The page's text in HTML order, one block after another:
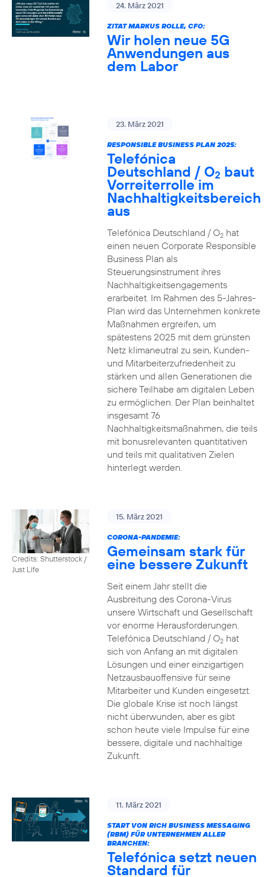
24. März 2021
ZITAT MARKUS ROLLE, CFO:
Wir holen neue 5G
Anwendungen aus
dem Labor
23. März 2021
RESPONSIBLE BUSINESS PLAN 2025:
Telefónica
Deutschland / O2 baut
Vorreiterrolle im
Nachhaltigkeitsbereich
aus
Telefónica Deutschland / O2hat
einen neuen Corporate Responsible
Business Plan als
Steuerungsinstrument ihres
Nachhaltigkeitsengagements
erarbeitet. Im Rahmen des 5-Jahres-
Plan wird das Unternehmen konkrete
Maßnahmen ergreifen, um
spätestens 2025 mit dem grünsten
Netz klimaneutral zu sein, Kunden-
und Mitarbeiterzufriedenheit zu
stärken und allen Generationen die
sichere Teilhabe am digitalen Leben
zu ermöglichen. Der Plan beinhaltet
insgesamt 76
Nachhaltigkeitsmaßnahmen, die teils
mit bonusrelevanten quantitativen
und teils mit qualitativen Zielen
hinterlegt werden.
Credits: Shutterstock /
Just Life
15. März 2021
CORONA-PANDEMIE:
Gemeinsam stark für
eine bessere Zukunft
Seit einem Jahr stellt die
Ausbreitung des Corona-Virus
unsere Wirtschaft und Gesellschaft
vor enorme Herausforderungen.
Telefónica Deutschland / O2hat
sich von Anfang an mit digitalen
Lösungen und einer einzigartigen
Netzausbauoffensive für seine
Mitarbeiter und Kunden eingesetzt.
Die globale Krise ist noch längst
nicht überwunden, aber es gibt
schon heute viele Impulse für eine
bessere, digitale und nachhaltige
Zukunft.
11. März 2021
START VON RICH BUSINESS MESSAGING
(RBM) FÜR UNTERNEHMEN ALLER
BRANCHEN:
Telefónica setzt neuen
Standard für